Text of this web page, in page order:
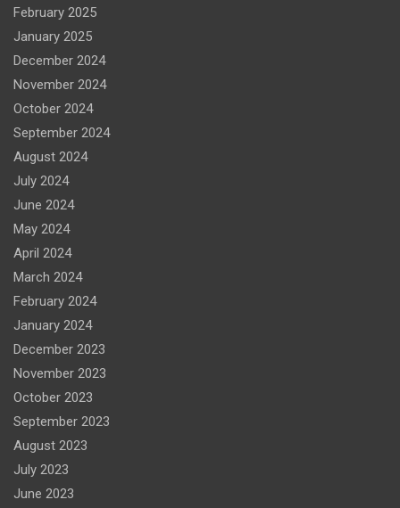
February 2025
January 2025
December 2024
November 2024
October 2024
September 2024
August 2024
July 2024
June 2024
May 2024
April 2024
March 2024
February 2024
January 2024
December 2023
November 2023
October 2023
September 2023
August 2023
July 2023
June 2023